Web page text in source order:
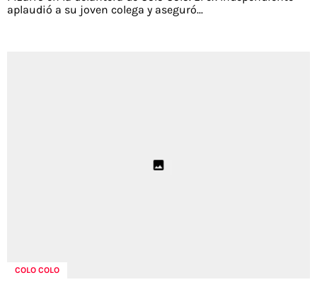
aplaudió a su joven colega y aseguró...
COLO COLO